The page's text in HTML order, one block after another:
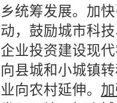
乡统筹发展。加
动，鼓励城市科
企业投资建设现
向县城和小城镇
业向农村延伸。